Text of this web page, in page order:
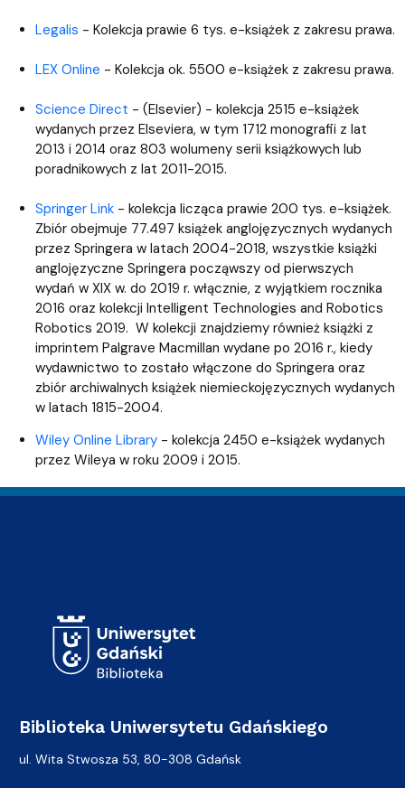
Legalis - Kolekcja prawie 6 tys. e-książek z zakresu prawa.
LEX Online - Kolekcja ok. 5500 e-książek z zakresu prawa.
Science Direct - (Elsevier) - kolekcja 2515 e-książek
wydanych przez Elseviera, w tym 1712 monografii z lat
2013 i 2014 oraz 803 wolumeny serii książkowych lub
poradnikowych z lat 2011-2015.
Springer Link - kolekcja licząca prawie 200 tys. e-książek.
Zbiór obejmuje 77.497 książek anglojęzycznych wydanych
przez Springera w latach 2004-2018, wszystkie książki
anglojęzyczne Springera począwszy od pierwszych
wydań w XIX w. do 2019 r. włącznie, z wyjątkiem rocznika
2016 oraz kolekcji Intelligent Technologies and Robotics
Robotics 2019. W kolekcji znajdziemy również książki z
imprintem Palgrave Macmillan wydane po 2016 r., kiedy
wydawnictwo to zostało włączone do Springera oraz
zbiór archiwalnych książek niemieckojęzycznych wydanych
w latach 1815-2004.
Wiley Online Library- kolekcja 2450 e-książek wydanych
przez Wileya w roku 2009 i 2015.
Biblioteka Uniwersytetu Gdańskiego
ul. Wita Stwosza 53, 80-308 Gdańsk